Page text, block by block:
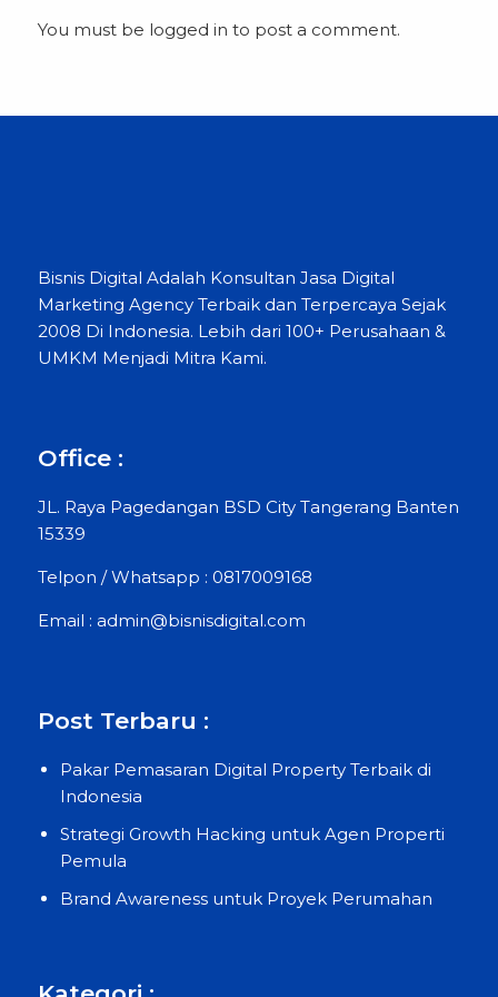
You must be logged in to post a comment.
Bisnis Digital Adalah Konsultan Jasa Digital
Marketing Agency Terbaik dan Terpercaya Sejak
2008 Di Indonesia. Lebih dari 100+ Perusahaan &
UMKM Menjadi Mitra Kami.
Office :
JL. Raya Pagedangan BSD City Tangerang Banten
15339
Telpon / Whatsapp : 0817009168
Email : admin@bisnisdigital.com
Post Terbaru :
Pakar Pemasaran Digital Property Terbaik di
Indonesia
Strategi Growth Hacking untuk Agen Properti
Pemula
Brand Awareness untuk Proyek Perumahan